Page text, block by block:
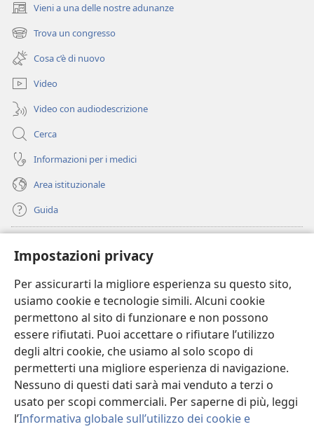
Impostazioni privacy
Per assicurarti la migliore esperienza su questo sito,
usiamo cookie e tecnologie simili. Alcuni cookie
permettono al sito di funzionare e non possono
essere rifiutati. Puoi accettare o rifiutare l’utilizzo
degli altri cookie, che usiamo al solo scopo di
permetterti una migliore esperienza di navigazione.
Nessuno di questi dati sarà mai venduto a terzi o
usato per scopi commerciali. Per saperne di più, leggi
l’Informativa globale sull’utilizzo dei cookie e
Vieni a una delle nostre adunanze
(apre
una
nuova
finestra)
Trova un congresso
(apre
una
nuova
finestra)
Cosa c’è di nuovo
Video
Video con audiodescrizione
Cerca
Informazioni per i medici
Area istituzionale
Guida
(apre
una
nuova
finestra)
BIBLIOTECA ONLINE Watchtower
(apre
una
nuova
finestra)
JW Hub
(apre
una
nuova
finestra)
JW Library
Watchtower Library®